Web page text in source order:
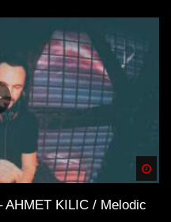
AHMET KILIC / Melodic